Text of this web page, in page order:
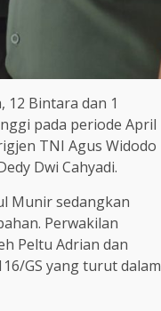
12 Bintara dan 1
pada periode April
TNI Agus Widodo
Dwi Cahyadi.
Munir sedangkan
Perwakilan
Peltu Adrian dan
GS yang turut dalam